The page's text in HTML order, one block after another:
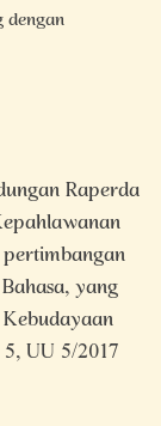
Raperda
yang
UU 5/2017